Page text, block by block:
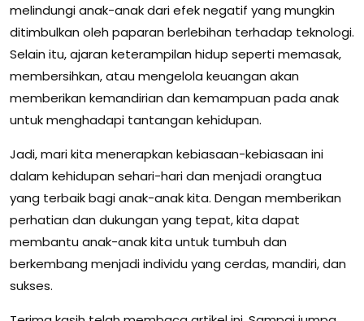
melindungi anak-anak dari efek negatif yang mungkin
ditimbulkan oleh paparan berlebihan terhadap teknologi.
Selain itu, ajaran keterampilan hidup seperti memasak,
membersihkan, atau mengelola keuangan akan
memberikan kemandirian dan kemampuan pada anak
untuk menghadapi tantangan kehidupan.
Jadi, mari kita menerapkan kebiasaan-kebiasaan ini
dalam kehidupan sehari-hari dan menjadi orangtua
yang terbaik bagi anak-anak kita. Dengan memberikan
perhatian dan dukungan yang tepat, kita dapat
membantu anak-anak kita untuk tumbuh dan
berkembang menjadi individu yang cerdas, mandiri, dan
sukses.